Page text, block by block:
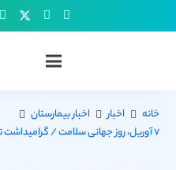
خانه اخبار
اخبار بیمارستان
۷ آوریل، روز جهانی سلامت / گرامیداشت تلاشگران حوزه سلامت